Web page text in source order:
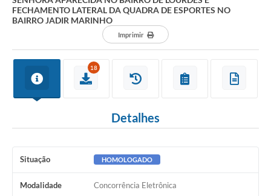
FECHAMENTO LATERAL DA QUADRA DE ESPORTES NO
BAIRRO JADIR MARINHO
Imprimir
18
Detalhes
Situação HOMOLOGADO
Modalidade Concorrência Eletrônica